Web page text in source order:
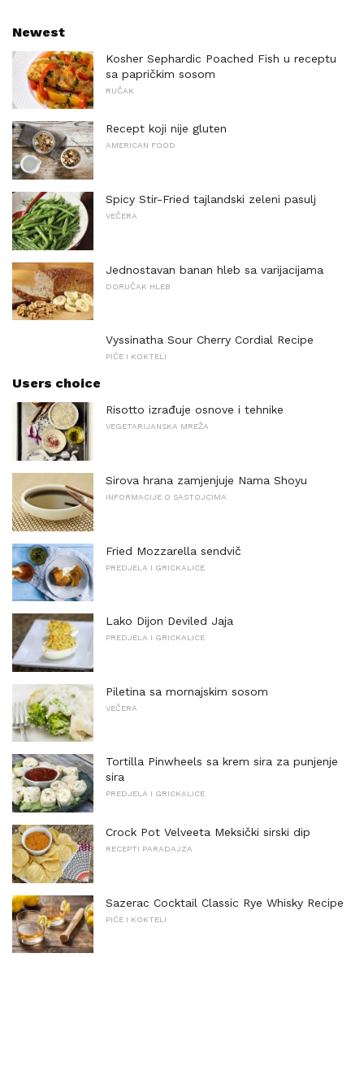
Newest
Kosher Sephardic Poached Fish u receptu
sa papričkim sosom
RUČAK
Recept koji nije gluten
AMERICAN FOOD
Spicy Stir-Fried tajlandski zeleni pasulj
VEČERA
Jednostavan banan hleb sa varijacijama
DORUČAK HLEB
Vyssinatha Sour Cherry Cordial Recipe
PIĆE I KOKTELI
Users choice
Risotto izrađuje osnove i tehnike
VEGETARIJANSKA MREŽA
Sirova hrana zamjenjuje Nama Shoyu
INFORMACIJE O SASTOJCIMA
Fried Mozzarella sendvič
PREDJELA I GRICKALICE
Lako Dijon Deviled Jaja
PREDJELA I GRICKALICE
Piletina sa mornajskim sosom
VEČERA
Tortilla Pinwheels sa krem ​​sira za punjenje
sira
PREDJELA I GRICKALICE
Crock Pot Velveeta Meksički sirski dip
RECEPTI PARADAJZA
Sazerac Cocktail Classic Rye Whisky Recipe
PIĆE I KOKTELI